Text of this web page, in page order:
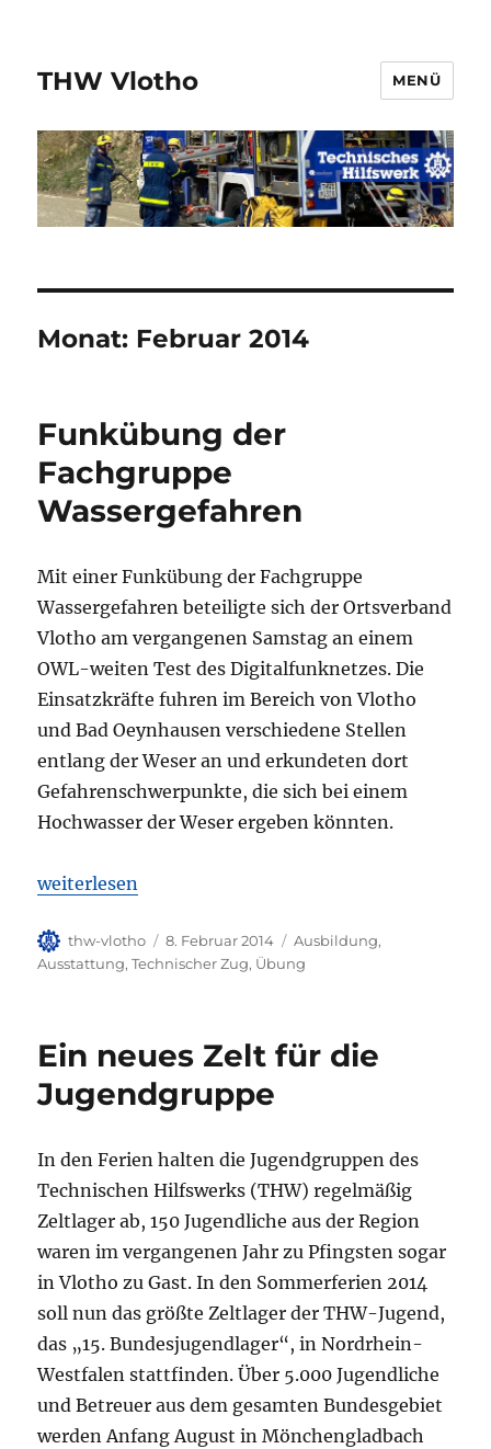
THW Vlotho MENÜ
Monat: Februar 2014
Funkübung der
Fachgruppe
Wassergefahren
Mit einer Funkübung der Fachgruppe
Wassergefahren beteiligte sich der Ortsverband
Vlotho am vergangenen Samstag an einem
OWL-weiten Test des Digitalfunknetzes. Die
Einsatzkräfte fuhren im Bereich von Vlotho
und Bad Oeynhausen verschiedene Stellen
entlang der Weser an und erkundeten dort
Gefahrenschwerpunkte, die sich bei einem
Hochwasser der Weser ergeben könnten.
„Funkübung der Fachgruppe Wassergefahren“
weiterlesen
Autor
thw-vlotho
Veröffentlicht
am
8. Februar 2014 Kategorien
Ausbildung,
Ausstattung,Technischer Zug, Übung
Ein neues Zelt für die
Jugendgruppe
In den Ferien halten die Jugendgruppen des
Technischen Hilfswerks (THW) regelmäßig
Zeltlager ab, 150 Jugendliche aus der Region
waren im vergangenen Jahr zu Pfingsten sogar
in Vlotho zu Gast. In den Sommerferien 2014
soll nun das größte Zeltlager der THW-Jugend,
das „15. Bundesjugendlager“, in Nordrhein-
Westfalen stattfinden. Über 5.000 Jugendliche
und Betreuer aus dem gesamten Bundesgebiet
werden Anfang August in Mönchengladbach